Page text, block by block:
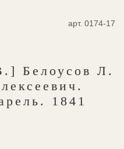
арт. 0174-17
Белоусов Л.
1841